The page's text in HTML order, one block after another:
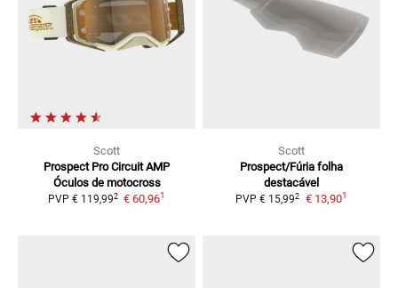
Scott
Prospect Pro Circuit AMP
Óculos de motocross
PVP € 119,992 € 60,961
Scott
Prospect/Fúria folha
destacável
PVP € 15,992 € 13,901